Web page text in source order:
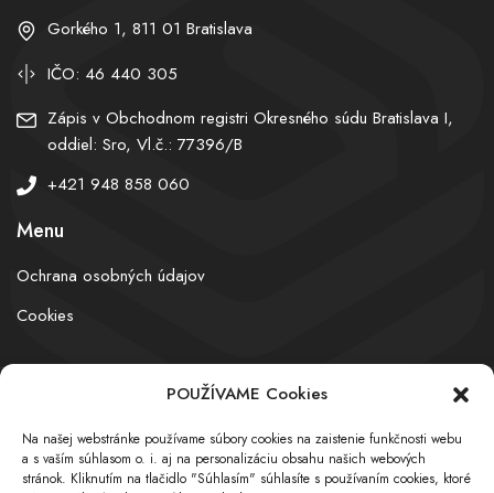
POUŽÍVAME Cookies
Na našej webstránke používame súbory cookies na zaistenie funkčnosti webu
a s vaším súhlasom o. i. aj na personalizáciu obsahu našich webových
stránok. Kliknutím na tlačidlo "Súhlasím" súhlasíte s používaním cookies, ktoré
Gorkého 1, 811 01 Bratislava
IČO: 46 440 305
Zápis v Obchodnom registri Okresného súdu Bratislava I,
oddiel: Sro, Vl.č.: 77396/B
+421 948 858 060
Menu
Ochrana osobných údajov
Cookies